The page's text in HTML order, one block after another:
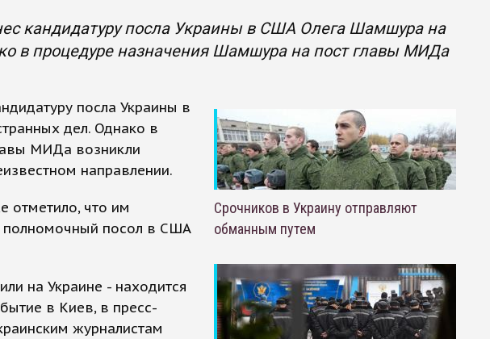
кандидатуру посла Украины в США Олега Шамшура на
в процедуре назначения Шамшура на пост главы МИДа
посла Украины в
дел. Однако в
МИДа возникли
направлении.
отметило, что им
полномочный посол в США
на Украине - находится
в Киев, в пресс-
журналистам
Срочников в Украину отправляют
обманным путем